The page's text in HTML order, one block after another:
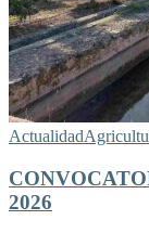
Actualidad
2026